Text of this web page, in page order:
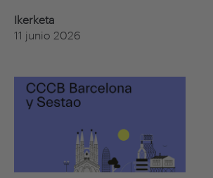
Ikerketa
11 junio 2026